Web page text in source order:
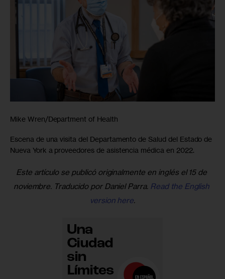
Mike Wren/Department of Health
Escena de una visita del Departamento de Salud del Estado de
Nueva York a proveedores de asistencia médica en 2022.
Este artículo se publicó originalmente en inglés el 15 de
noviembre. Traducido por Daniel Parra. Read the English
version here.